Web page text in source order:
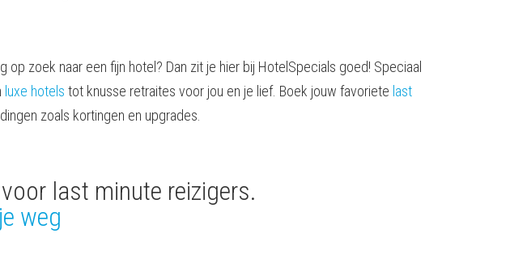
zoek naar een fijn hotel? Dan zit je hier bij HotelSpecials goed! Speciaal
luxe hotels tot knusse retraites voor jou en je lief. Boek jouw favoriete last
zoals kortingen en upgrades.
last minute reizigers.
weg